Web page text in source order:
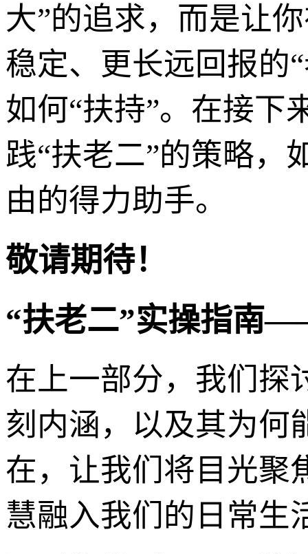
大”的追求，而是让
稳定、更长远回报的
如何“扶持”。在接下
践“扶老二”的策略，
由的得力助手。
敬请期待！
“扶老二”实操指南
在上一部分，我们探
刻内涵，以及其为何
在，让我们将目光聚
慧融入我们的日常生